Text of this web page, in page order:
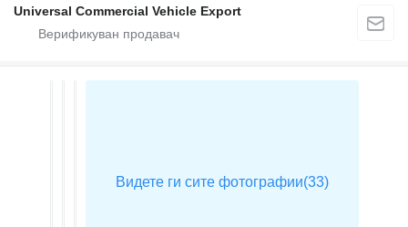
Universal Commercial Vehicle Export